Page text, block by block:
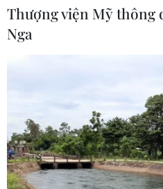
cao tốc
06/08/2026 07:14
năng cân đối vốn 2 siêu dự
06/08/2026 07:00
Xem
Thượng viện Mỹ thông
Nga